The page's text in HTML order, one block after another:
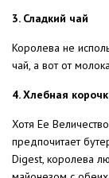
3. Сладкий чай
Королева не
чай, а вот от
4. Хлебная
Хотя Ее
предпочитает
Digest, королева